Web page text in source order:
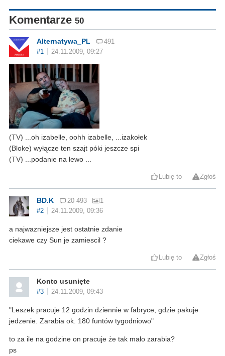
Komentarze 50
Alternatywa_PL
491
#1
24.11.2009, 09:27
(TV) ...oh izabelle, oohh izabelle, ...izakołek
(Bloke) wyłącze ten szajt póki jeszcze spi
(TV) ...podanie na lewo ...
Lubię to Zgłoś
BD.K 20 493
1
#2
24.11.2009, 09:36
a najwazniejsze jest ostatnie zdanie
ciekawe czy Sun je zamiescil ?
Lubię to Zgłoś
Konto usunięte
#3 24.11.2009, 09:43
"Leszek pracuje 12 godzin dziennie w fabryce, gdzie pakuje
jedzenie. Zarabia ok. 180 funtów tygodniowo"
to za ile na godzine on pracuje że tak mało zarabia?
ps